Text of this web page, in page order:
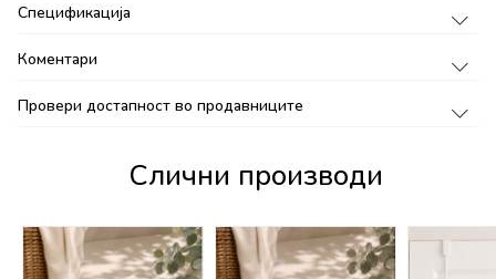
Спецификација
Коментари
Провери достапност во продавниците
Слични производи